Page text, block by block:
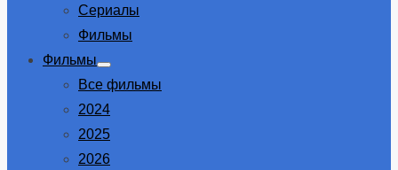
Сериалы
Фильмы
Фильмы
Show
sub
Все фильмы
2024
2025
2026